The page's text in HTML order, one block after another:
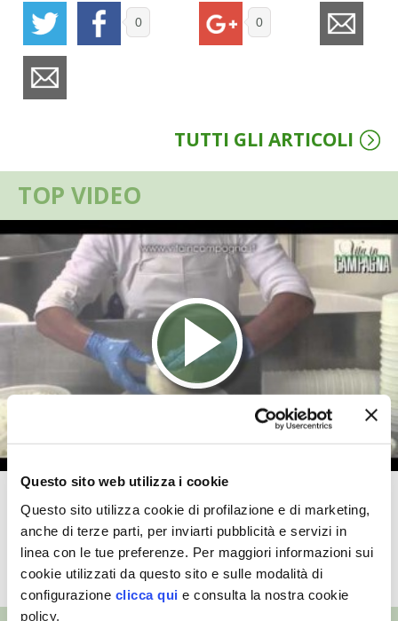
Questo sito web utilizza i cookie
Questo sito utilizza cookie di profilazione e di marketing,
anche di terze parti, per inviarti pubblicità e servizi in
linea con le tue preferenze. Per maggiori informazioni sui
cookie utilizzati da questo sito e sulle modalità di
configurazione clicca qui e consulta la nostra cookie
policy.
IL MIO ORTO
ANIMALI UMANI E NON UMANI
CORMIK
VIGNETO BIO
PENSA ALTERNATIVO
GARDENA
VERONESI
RIMANI A CONTATTO CON LA NATURA
CRESCERE INSIEME
ARCHMAN
VITA IN CAMPAGNA LA FIERA
NATURALMENTE
0 0
TUTTI GLI ARTICOLI
TOP VIDEO
La produzione del formaggio
Montébore
TUTTI I VIDEO